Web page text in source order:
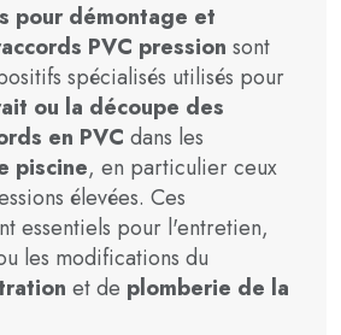
pour démontage et
PVC pression sont
spécialisés utilisés pour
ou la découpe des
en PVC dans les
piscine, en particulier ceux
élevées. Ces
essentiels pour l'entretien,
les modifications du
et de plomberie de la